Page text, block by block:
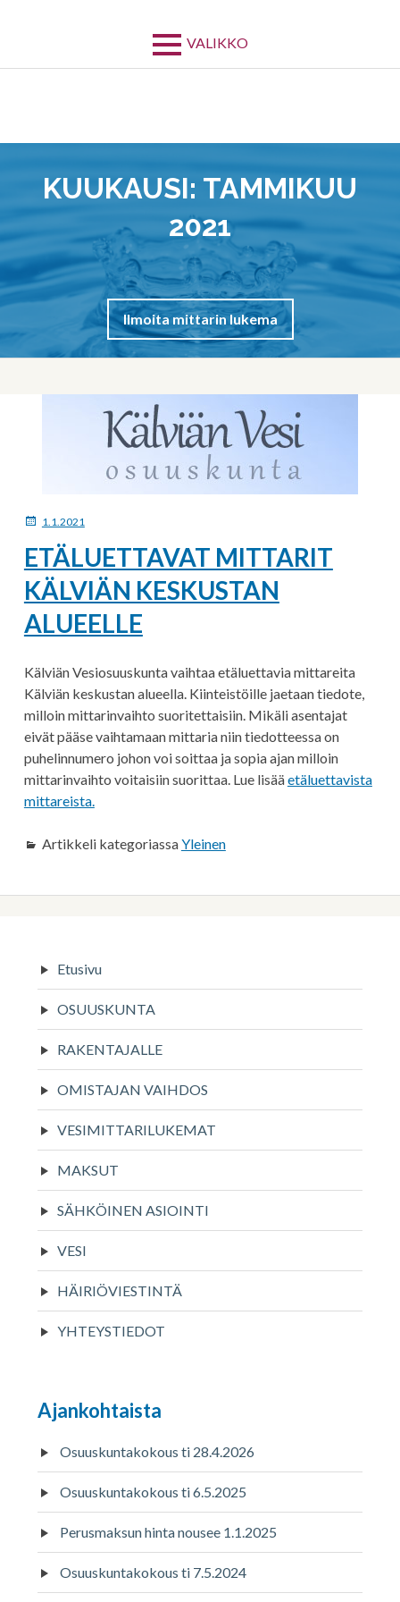
VALIKKO
KUUKAUSI: TAMMIKUU
2021
Ilmoita mittarin lukema
JULKAISTU
1.1.2021
ETÄLUETTAVAT MITTARIT
KÄLVIÄN KESKUSTAN
ALUEELLE
Kälviän Vesiosuuskunta vaihtaa etäluettavia mittareita
Kälviän keskustan alueella. Kiinteistöille jaetaan tiedote,
milloin mittarinvaihto suoritettaisiin. Mikäli asentajat
eivät pääse vaihtamaan mittaria niin tiedotteessa on
puhelinnumero johon voi soittaa ja sopia ajan milloin
mittarinvaihto voitaisiin suorittaa. Lue lisääetäluettavista
mittareista.
Artikkeli kategoriassaYleinen
Etusivu
OSUUSKUNTA
RAKENTAJALLE
OMISTAJAN VAIHDOS
VESIMITTARILUKEMAT
MAKSUT
SÄHKÖINEN ASIOINTI
VESI
HÄIRIÖVIESTINTÄ
YHTEYSTIEDOT
Ajankohtaista
Osuuskuntakokous ti 28.4.2026
Osuuskuntakokous ti 6.5.2025
Perusmaksun hinta nousee 1.1.2025
Osuuskuntakokous ti 7.5.2024